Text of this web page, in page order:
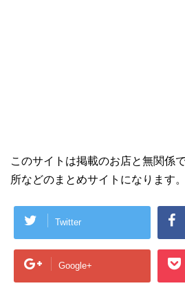
このサイトは掲載のお店と無関係
所などのまとめサイトになります。
Twitter
Google+